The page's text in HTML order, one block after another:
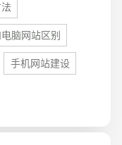
脑网站区别
手机网站建设
3万-5万 5万-8万